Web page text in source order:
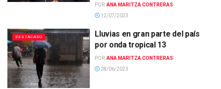
POR:ANA MARITZA CONTRERAS
12/07/2023
DESTACADO
Lluvias en gran parte del país
por onda tropical 13
POR:ANA MARITZA CONTRERAS
28/06/2023